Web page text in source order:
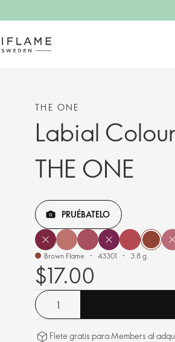
THE ONE
Labial
THE ONE
PRUÉBATELO
Brown Flame 43301 3.8 g.
$17.00
Flete gratis para Members al